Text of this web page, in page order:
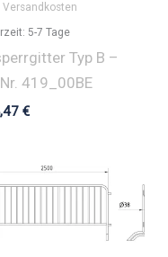
Versandkosten
5-7 Tage
Typ B –
419_00BE
€